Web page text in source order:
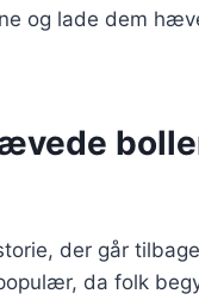
og lade dem
der går
da folk